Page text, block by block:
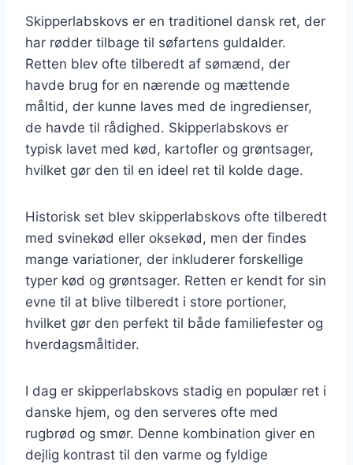
Skipperlabskovs er en traditionel dansk ret, der
har rødder tilbage til søfartens guldalder.
Retten blev ofte tilberedt af sømænd, der
havde brug for en nærende og mættende
måltid, der kunne laves med de ingredienser,
de havde til rådighed. Skipperlabskovs er
typisk lavet med kød, kartofler og grøntsager,
hvilket gør den til en ideel ret til kolde dage.
Historisk set blev skipperlabskovs ofte tilberedt
med svinekød eller oksekød, men der findes
mange variationer, der inkluderer forskellige
typer kød og grøntsager. Retten er kendt for sin
evne til at blive tilberedt i store portioner,
hvilket gør den perfekt til både familiefester og
hverdagsmåltider.
I dag er skipperlabskovs stadig en populær ret i
danske hjem, og den serveres ofte med
rugbrød og smør. Denne kombination giver en
dejlig kontrast til den varme og fyldige